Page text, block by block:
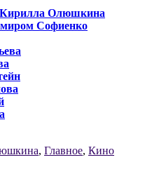
Кирилла Олюшкина
Софиенко
, Главное, Кино